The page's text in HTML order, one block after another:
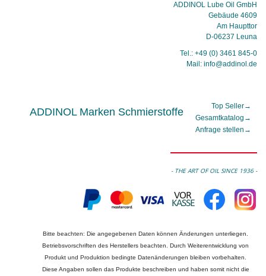
ADDINOL Lube Oil GmbH
Gebäude 4609
Am Haupttor
D-06237 Leuna
Tel.: +49 (0) 3461 845-0
Mail: info@addinol.de
ADDINOL Marken Schmierstoffe Top Seller→
Gesamtkatalog →
Anfrage stellen →
- THE ART OF OIL SINCE 1936 -
Bitte beachten: Die angegebenen Daten können Änderungen unterliegen.
Betriebsvorschriften des Herstellers beachten. Durch Weiterentwicklung von
Produkt und Produktion bedingte Datenänderungen bleiben vorbehalten.
Diese Angaben sollen das Produkte beschreiben und haben somit nicht die